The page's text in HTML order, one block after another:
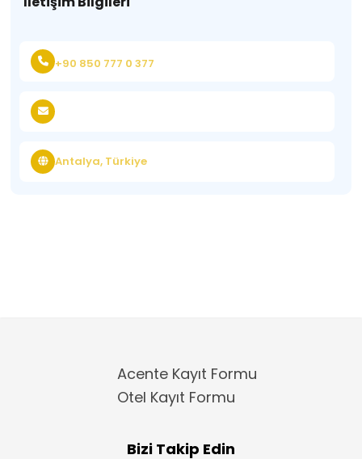
+90 850 777 0 377
Antalya, Türkiye
Acente Kayıt Formu
Otel Kayıt Formu
Bizi Takip Edin